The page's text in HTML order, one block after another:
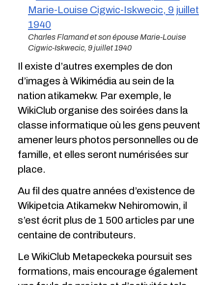
Charles Flamand et son épouse Marie-Louise
Cigwic-Iskwecic, 9 juillet 1940
Il existe d’autres exemples de don
d’images à Wikimédia au sein de la
nation atikamekw. Par exemple, le
WikiClub organise des soirées dans la
classe informatique où les gens peuvent
amener leurs photos personnelles ou de
famille, et elles seront numérisées sur
place.
Au fil des quatre années d’existence de
Wikipetcia Atikamekw Nehiromowin, il
s’est écrit plus de 1 500 articles par une
centaine de contributeurs.
Le WikiClub Metapeckeka poursuit ses
formations, mais encourage également